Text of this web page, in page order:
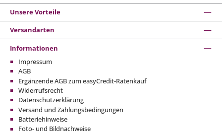
Unsere Vorteile
Versandarten
Informationen
Impressum
AGB
Ergänzende AGB zum easyCredit-Ratenkauf
Widerrufsrecht
Datenschutzerklärung
Versand und Zahlungsbedingungen
Batteriehinweise
Foto- und Bildnachweise